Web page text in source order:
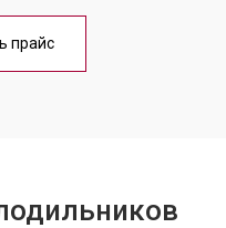
от 1700 ₽
от 2550 ₽ Заказать
прайс